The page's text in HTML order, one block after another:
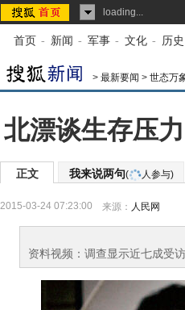
loading...
首页 - 新闻 - 军事 - 文化 - 历史
> 最新要闻 > 世态万
北漂谈生存压
正文 我来说两句( 人参与)
2015-03-24 07:23:00 来源： 人民网
资料视频：调查显示近七成受